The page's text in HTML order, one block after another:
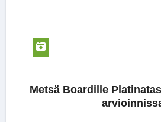
Metsä Boardille